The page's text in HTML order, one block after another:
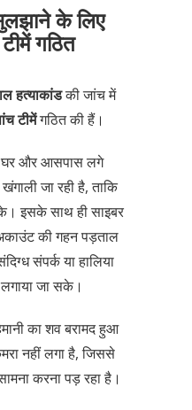
के लिए
गठित
हत्याकांडकी जांच में
टीमेंगठित की हैं।
घर और आसपास लगे
जा रही है, ताकि
इसके साथ ही साइबर
की गहन पड़ताल
संपर्क या हालिया
लगाया जा सके।
का शव बरामद हुआ
नहीं लगा है, जिससे
करना पड़ रहा है।